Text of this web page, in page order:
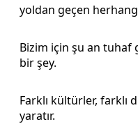
yoldan geçen
Bizim için şu an
bir şey.
Farklı kültürler, farklı
yaratır.